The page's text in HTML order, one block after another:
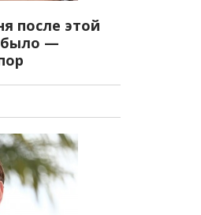
после этой
было —